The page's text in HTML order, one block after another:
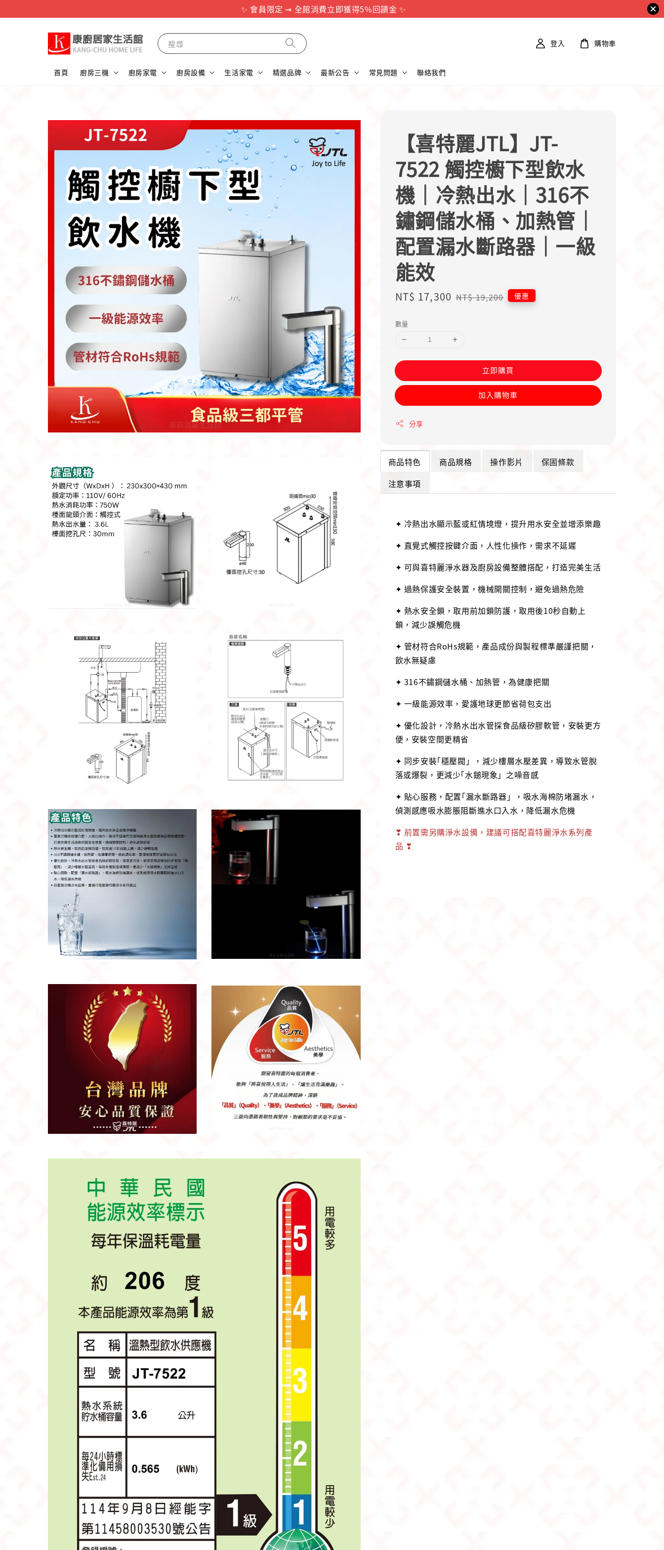
✨ 會員限定 ⇝ 全館消費立即獲得5%回饋金 ✨
搜尋
首頁 廚房三機 廚房家電 廚房設備 生活家電 精選品牌 最新公告 常見問題 聯絡我們
登入 購物車
【喜特麗JTL】JT-
7522 觸控櫥下型飲水
機｜冷熱出水｜316不
鏽鋼儲水桶、加熱管｜
配置漏水斷路器｜一級
能效
Sale
NT$ 17,300 Regular
NT$ 19,200 優惠
數量
立即購買
加入購物車
分享
商品特色 商品規格 操作影片
保固條款
注意事項
✦ 冷熱出水顯示藍或紅情境燈，提升用水安全並增添樂趣
✦ 直覺式觸控按鍵介面，人性化操作，需求不延遲
✦ 可與喜特麗淨水器及廚房設備整體搭配，打造完美生活
✦ 過熱保護安全裝置，機械開關控制，避免過熱危險
✦ 熱水安全鎖，取用前加鎖防護，取用後10秒自動上
鎖，減少誤觸危機
✦ 管材符合RoHs規範，產品成份與製程標準嚴謹把關，
飲水無疑慮
✦ 316不鏽鋼儲水桶、加熱管，為健康把關
✦ 一級能源效率，愛護地球更節省荷包支出
✦ 優化設計，冷熱水出水管採食品級矽膠軟管，安裝更方
便，安裝空間更精省
✦ 同步安裝｢穩壓閥」，減少樓層水壓差異，導致水管脫
落或爆裂，更減少｢水鎚現象」之噪音感
✦ 貼心服務，配置｢漏水斷路器」，吸水海棉防堵漏水，
偵測感應吸水膨脹阻斷進水口入水，降低漏水危機
❣ 前置需另購淨水設備，建議可搭配喜特麗淨水系列產
品 ❣